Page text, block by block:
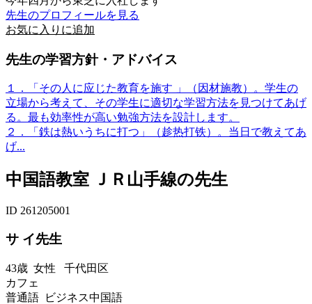
先生のプロフィールを見る
お気に入りに追加
先生の学習方針・アドバイス
１．「その人に应じた教育を施す 」（因材施教）。学生の
立場から考えて、その学生に適切な学習方法を見つけてあげ
る。最も効率性が高い勉強方法を設計します。
２．「鉄は熱いうちに打つ」（趁热打铁）。当日で教えてあ
げ...
中国語教室 ＪＲ山手線の先生
ID 261205001
サ イ先生
43歳 女性 千代田区
カフェ
普通語 ビジネス中国語